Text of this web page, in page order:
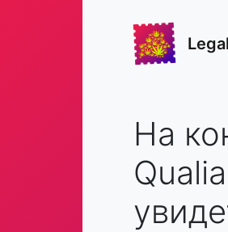
На